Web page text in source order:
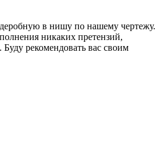
в нишу по нашему чертежу.
никаких претензий,
рекомендовать вас своим